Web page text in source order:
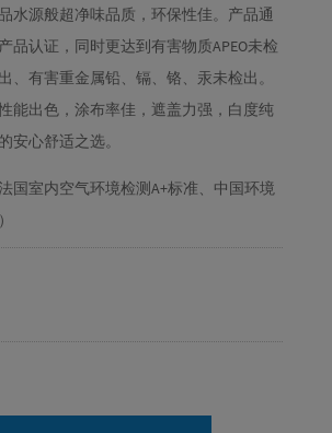
水源般超净味品质，环保性佳。产品通
品认证，同时更达到有害物质APEO未检
、有害重金属铅、镉、铬、汞未检出。
能出色，涂布率佳，遮盖力强，白度纯
安心舒适之选。
国室内空气环境检测A+标准、中国环境